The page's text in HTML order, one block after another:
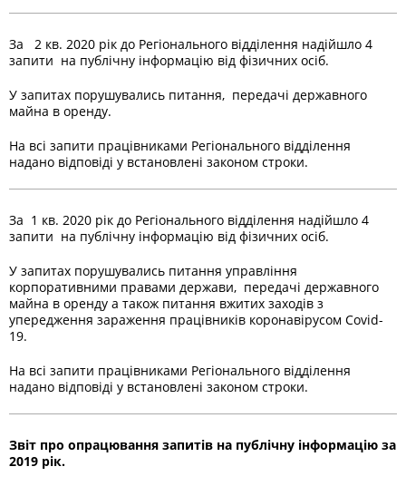
За 2 кв. 2020 рік до Регіонального відділення надійшло 4
запити на публічну інформацію від фізичних осіб.
У запитах порушувались питання, передачі державного
майна в оренду.
На всі запити працівниками Регіонального відділення
надано відповіді у встановлені законом строки.
За 1 кв. 2020 рік до Регіонального відділення надійшло 4
запити на публічну інформацію від фізичних осіб.
У запитах порушувались питання управління
корпоративними правами держави, передачі державного
майна в оренду а також питання вжитих заходів з
упередження зараження працівників коронавірусом Covid-
19.
На всі запити працівниками Регіонального відділення
надано відповіді у встановлені законом строки.
Звіт про опрацювання запитів на публічну інформацію за
2019 рік.